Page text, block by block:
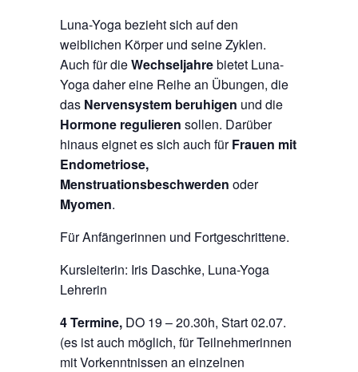
Luna-Yoga bezieht sich auf den
weiblichen Körper und seine Zyklen.
Auch für dieWechseljahrebietet Luna-
Yoga daher eine Reihe an Übungen, die
das Nervensystem beruhigen und die
Hormone regulieren sollen. Darüber
hinaus eignet es sich auch fürFrauen mit
Endometriose,
Menstruationsbeschwerden oder
Myomen.
Für Anfängerinnen und Fortgeschrittene.
Kursleiterin: Iris Daschke, Luna-Yoga
Lehrerin
4 Termine,DO 19 – 20.30h, Start 02.07.
(es ist auch möglich, für Teilnehmerinnen
mit Vorkenntnissen an einzelnen